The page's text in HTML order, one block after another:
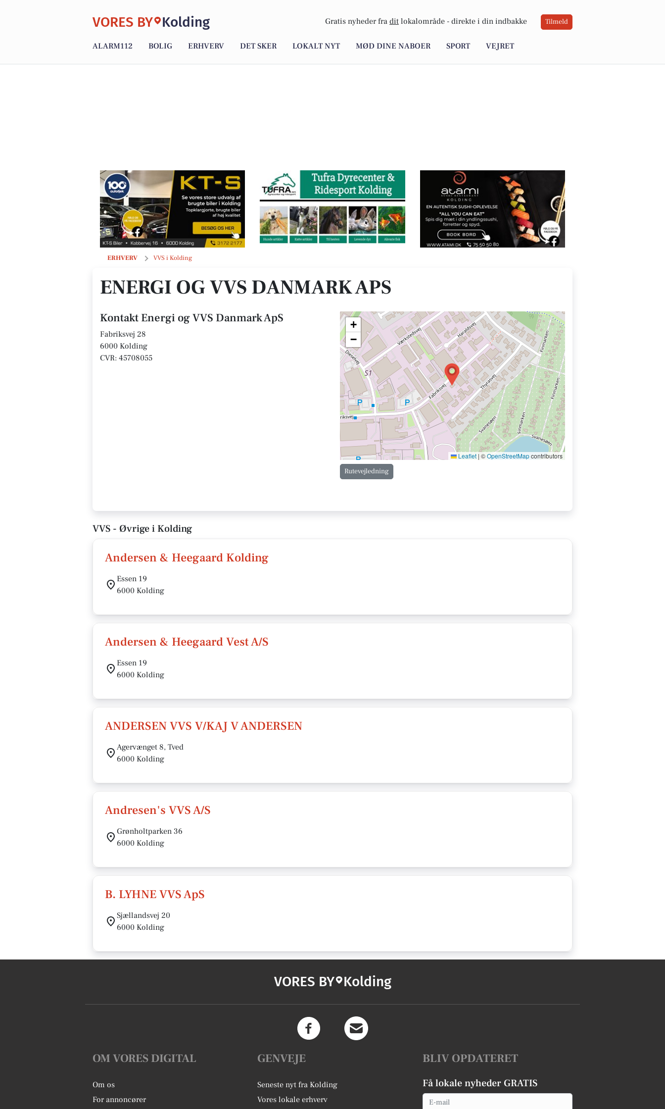
VORES BY Kolding Gratis nyheder fra dit lokalområde - direkte i din indbakke Tilmeld
ALARM112 BOLIG ERHVERV DET SKER LOKALT NYT MØD DINE NABOER SPORT VEJRET
ERHVERV VVS i Kolding
Energi og VVS Danmark ApS
ENERGI OG VVS DANMARK APS
Kontakt Energi og VVS Danmark ApS
Fabriksvej 28
6000 Kolding
CVR: 45708055
+
−
Leaflet | ©OpenStreetMapcontributors
Rutevejledning
VVS - Øvrige i Kolding
Andersen & Heegaard Kolding
Essen 19
6000 Kolding
Andersen & Heegaard Vest A/S
Essen 19
6000 Kolding
ANDERSEN VVS V/KAJ V ANDERSEN
Agervænget 8, Tved
6000 Kolding
Andresen's VVS A/S
Grønholtparken 36
6000 Kolding
B. LYHNE VVS ApS
Sjællandsvej 20
6000 Kolding
VORES BY Kolding
OM VORES DIGITAL
Om os
For annoncører
GENVEJE
Seneste nyt fra Kolding
Vores lokale erhverv
BLIV OPDATERET
Få lokale nyheder GRATIS
Email